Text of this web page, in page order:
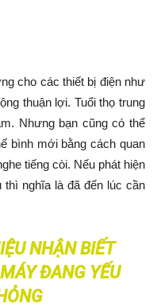
cho các thiết bị điện như
thuận lợi. Tuổi thọ trung
Nhưng bạn cũng có thể
bình mới bằng cách quan
tiếng còi. Nếu phát hiện
nghĩa là đã đến lúc cần
NHẬN BIẾT
ĐANG YẾU